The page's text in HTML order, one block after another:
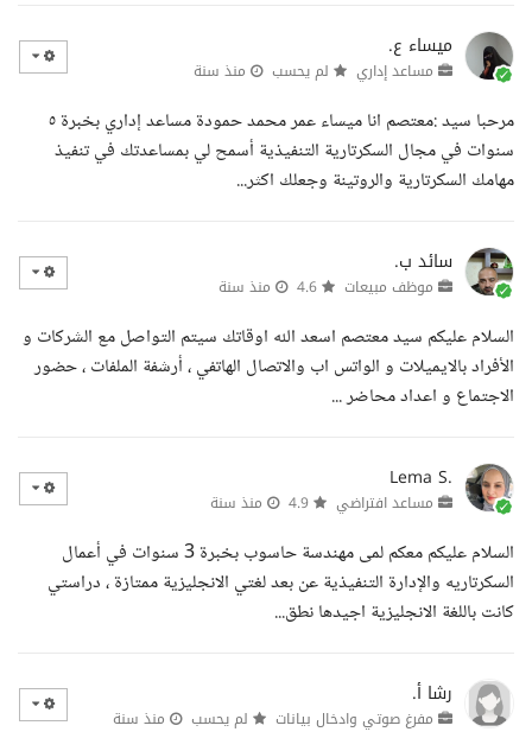
ميساء ع.
مساعد إداري لم يحسب منذ سنة
مرحبا سيد :معتصم انا ميساء عمر محمد حمودة مساعد إداري بخبرة ٥
سنوات في مجال السكرتارية التنفيذية أسمح لي بمساعدتك في تنفيذ
مهامك السكرتارية والروتينة وجعلك اكثر...
سائد ب.
موظف مبيعات منذ سنة
السلام عليكم سيد معتصم اسعد الله اوقاتك سيتم التواصل مع الشركات و
الأفراد بالايميلات و الواتس اب والاتصال الهاتفي ، أرشفة الملفات ، حضور
الاجتماع و اعداد محاضر ...
Lema S.
مساعد افتراضي منذ سنة
السلام عليكم معكم لمى مهندسة حاسوب بخبرة 3 سنوات في أعمال
السكرتاريه والإدارة التنفيذية عن بعد لغتي الانجليزية ممتازة ، دراستي
كانت باللغة الانجليزية اجيدها نطق...
رشا أ.
مفرغ صوتي وادخال بيانات لم يحسب منذ سنة